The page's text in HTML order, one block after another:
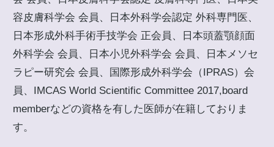
容皮膚科学会 会員、日本外科学会認定 外科専門医、
日本形成外科手術手技学会 正会員、日本頭蓋顎顔面
外科学会 会員、日本小児外科学会 会員、日本メソセ
ラピー研究会 会員、国際形成外科学会（IPRAS）会
員、IMCAS World Scientific Committee 2017,board
memberなどの資格を有した医師が在籍しておりま
す。